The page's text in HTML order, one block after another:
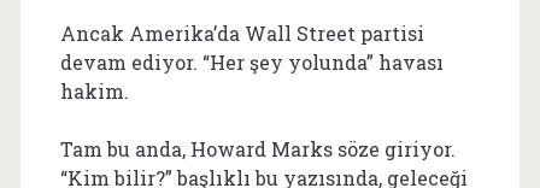
Ancak Amerika’da Wall Street partisi
devam ediyor. “Her şey yolunda” havası
hakim.
Tam bu anda, Howard Marks söze giriyor.
“Kim bilir?” başlıklı bu yazısında, geleceği